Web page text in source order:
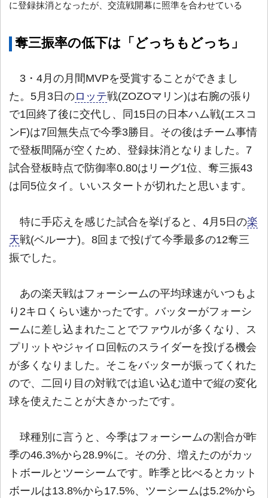
に登録抹消となったが、交流戦開幕に照準を合わせている
奪三振率の低下は「どっちもどっち」
3・4月の月間MVPを受賞することができまし
た。5月3日のロッテ戦(ZOZOマリン)は右腕の張り
で1回終了後に交代し、同15日の日本ハム戦(エスコ
ンF)は7回無失点で今季3勝目。その後はチーム事情
で登板間隔が空くため、登録抹消となりました。7
試合登板時点で防御率0.80はリーグ1位、奪三振43
は同5位タイ。いいスタートが切れたと思います。
特に手応えを感じた試合を挙げると、4月5日の楽
天戦(ベルーナ)。8回まで投げて今季最多の12奪三
振でした。
あの楽天戦はフォーシームの平均球速がいつもよ
り2キロくらい速かったです。バッターがフォーシ
ームに差し込まれたことでファウルが多くなり、ス
プリットやジャイロ回転のスライダーを投げる機会
が多くなりました。そこをバッターが振ってくれた
ので、二回り目の対戦では追い込む道中で縦の変化
球を使えたことが大きかったです。
球種別に言うと、今季はフォーシームの割合が昨
季の46.3%から28.9%に。その分、増えたのがカッ
トボールとツーシームです。昨季と比べるとカット
ボールは13.8%から17.5%、ツーシームは5.2%から